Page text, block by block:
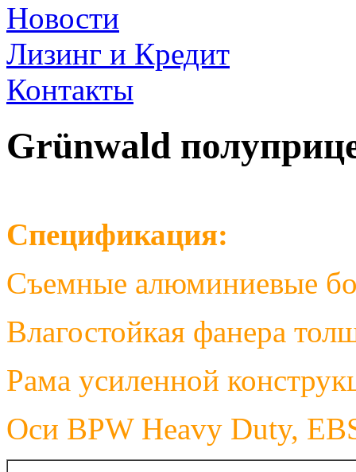
Новости
Лизинг и Кредит
Контакты
Grünwald
Спецификация:
Съемные алюминиевые
Влагостойкая фанера
Рама усиленной
Оси BPW Heavy Duty,